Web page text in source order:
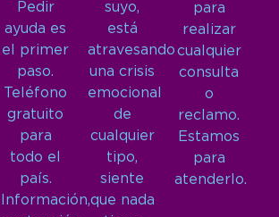
Pedir
ayuda es
el primer
paso.
Teléfono
gratuito
para
todo el
país.
Información,
suyo,
está
atravesando
una crisis
emocional
de
cualquier
tipo,
siente
que nada
para
realizar
cualquier
consulta
o
reclamo.
Estamos
para
atenderlo.